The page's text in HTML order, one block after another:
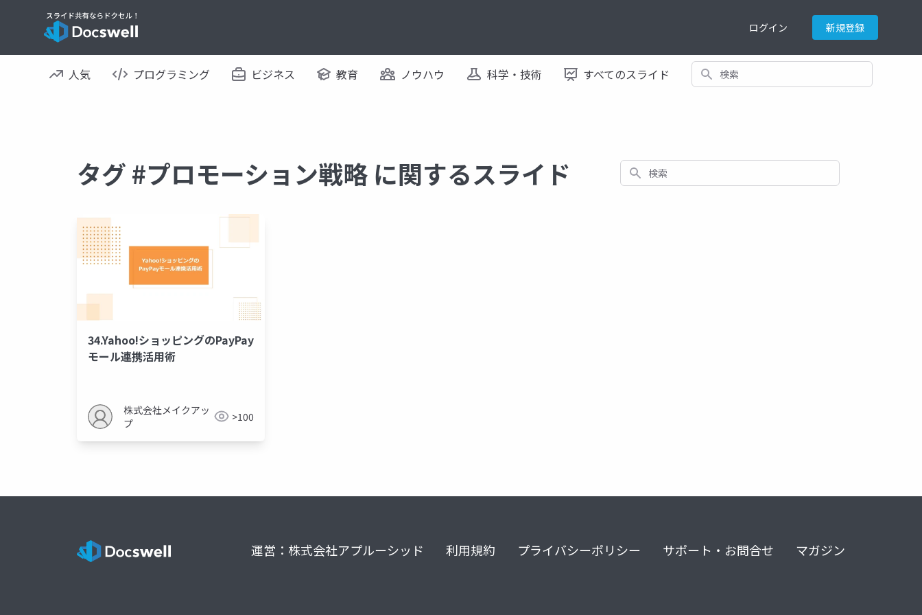
ログイン 新規登録
人気 プログラミング ビジネス 教育 ノウハウ 科学・技術 すべてのスライド 検索
タグ #プロモーション戦略 に関するスライド 検索
34.Yahoo!ショッピングのPayPay
モール連携活用術
株式会社メイクアッ
プ
>100
運営：株式会社アプルーシッド 利用規約 プライバシーポリシー サポート・お問合せ マガジン